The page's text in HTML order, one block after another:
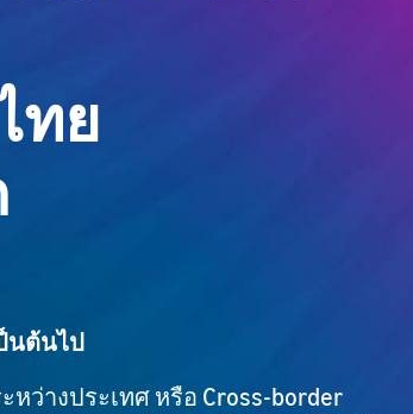
ทย
นต้นไป
ว่างประเทศ หรือ Cross-border